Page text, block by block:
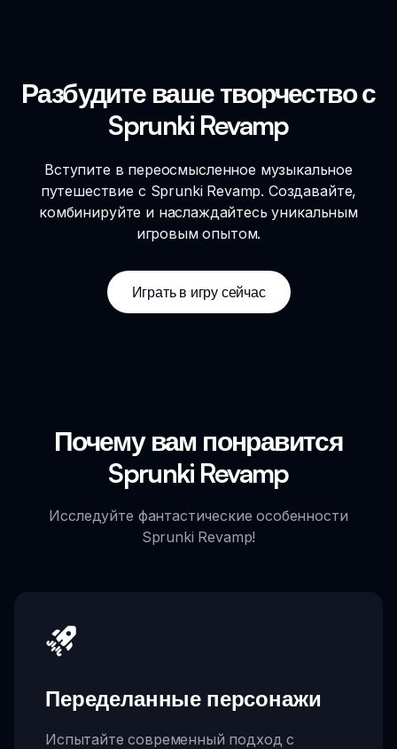
Разбудите ваше творчество с
Sprunki Revamp
Вступите в переосмысленное музыкальное
путешествие с Sprunki Revamp. Создавайте,
комбинируйте и наслаждайтесь уникальным
игровым опытом.
Играть в игру сейчас
Почему вам понравится
Sprunki Revamp
Исследуйте фантастические особенности
Sprunki Revamp!
Переделанные персонажи
Испытайте современный подход с